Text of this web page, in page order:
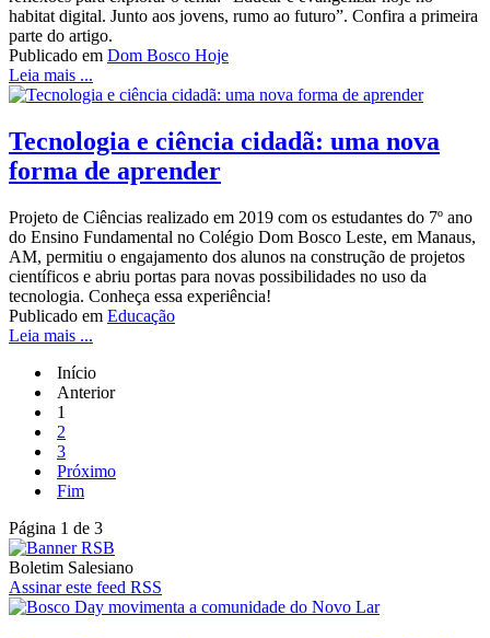
habitat digital. Junto aos jovens, rumo ao futuro”. Confira a primeira
parte do artigo.
Publicado em Dom Bosco Hoje
Leia mais ...
Tecnologia e ciência cidadã: uma nova
forma de aprender
Projeto de Ciências realizado em 2019 com os estudantes do 7º ano
do Ensino Fundamental no Colégio Dom Bosco Leste, em Manaus,
AM, permitiu o engajamento dos alunos na construção de projetos
científicos e abriu portas para novas possibilidades no uso da
tecnologia. Conheça essa experiência!
Publicado em Educação
Leia mais ...
Início
Anterior
1
2
3
Próximo
Fim
Página 1 de 3
Boletim Salesiano
Assinar este feed RSS